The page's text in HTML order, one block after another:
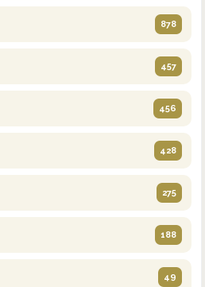
878
457
456
428
275
188
49